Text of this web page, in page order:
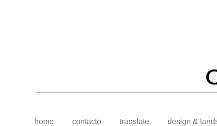
home contacto translate design &